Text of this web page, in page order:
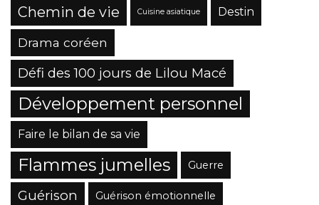
Chemin de vie Cuisine asiatique Destin
Drama coréen
Défi des 100 jours de Lilou Macé
Développement personnel
Faire le bilan de sa vie
Flammes jumelles Guerre
Guérison Guérison émotionnelle